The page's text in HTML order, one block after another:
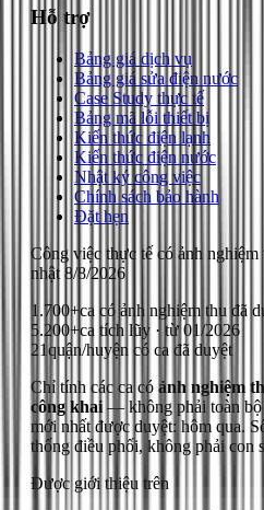
Hỗ trợ
Bảng giá dịch vụ
Bảng giá sửa điện nước
Case Study thực tế
Bảng mã lỗi thiết bị
Kiến thức điện lạnh
Kiến thức điện nước
Nhật ký công việc
Chính sách bảo hành
Đặt hẹn
Công việc thực tế có ảnh nghiệm
nhật8/8/2026
1.700+ca có ảnh nghiệm thu đã
5.200+ca tích lũy · từ 01/2026
21quận/huyện có ca đã duyệt
Chỉ tính các ca có ảnh nghiệm
công khai— không phải toàn bộ
mới nhất được duyệt: hôm qua.
thống điều phối, không phải con
Được giới thiệu trên